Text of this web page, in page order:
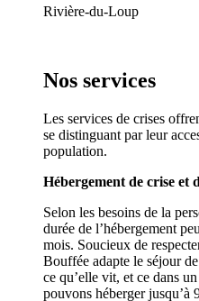
Rivière-du-Loup
Nos services
Les services de crises
se distinguant par leur
population.
Hébergement de crise et
Selon les besoins de la
durée de l’hébergement
mois. Soucieux de
Bouffée adapte le séjour
ce qu’elle vit, et ce dans
pouvons héberger jusqu’à